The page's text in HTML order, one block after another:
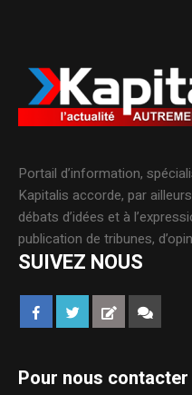
Portail d’information,
Kapitalis accorde, par
débats d’idées et à
publication de tribunes,
SUIVEZ NOUS
Pour nous contacter